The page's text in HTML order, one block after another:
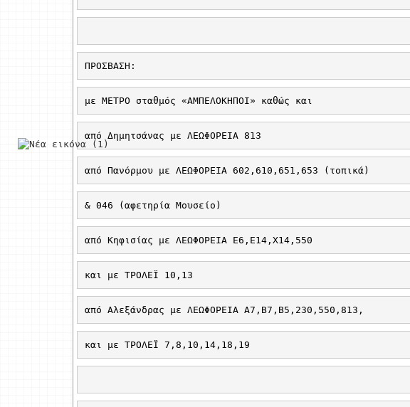
ΠΡΟΣΒΑΣΗ:
με ΜΕΤΡΟ σταθμός «ΑΜΠΕΛΟΚΗΠΟΙ» καθώς και
από Δημητσάνας με ΛΕΩΦΟΡΕΙΑ 813
από Πανόρμου με ΛΕΩΦΟΡΕΙΑ 602,610,651,653 (τοπικά)
& 046 (αφετηρία Μουσείο)
από Κηφισίας με ΛΕΩΦΟΡΕΙΑ Ε6,Ε14,Χ14,550
και με ΤΡΟΛΕΪ 10,13
από Αλεξάνδρας με ΛΕΩΦΟΡΕΙΑ Α7,Β7,Β5,230,550,813,
και με ΤΡΟΛΕΪ 7,8,10,14,18,19